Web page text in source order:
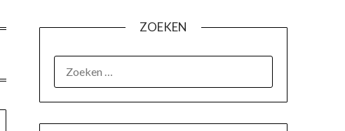
ZOEKEN
OVER MIJ